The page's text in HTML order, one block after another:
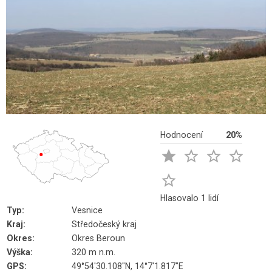
Hodnocení 20%
   

Hlasovalo 1 lidí
Typ:
Vesnice
Kraj:
Středočeský kraj
Okres:
Okres Beroun
Výška:
320 m n.m.
GPS:
49°54'30.108"N, 14°7'1.817"E